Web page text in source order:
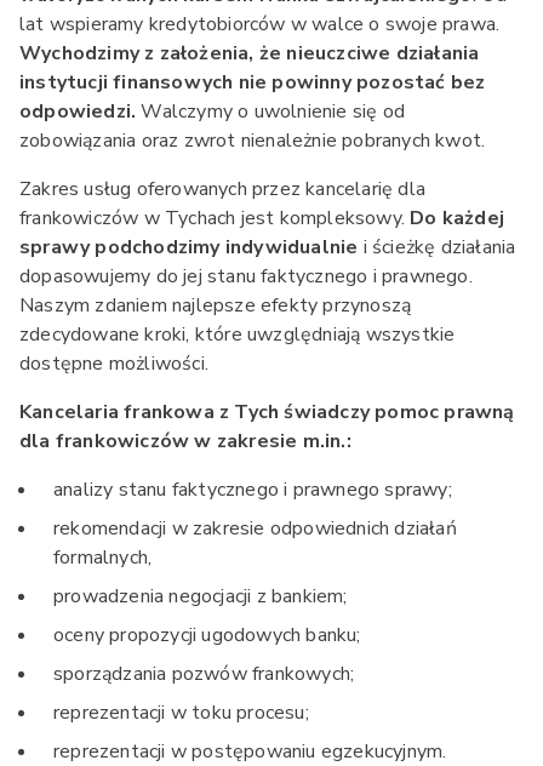
lat wspieramy kredytobiorców w walce o swoje prawa.
Wychodzimy z założenia, że nieuczciwe działania
instytucji finansowych nie powinny pozostać bez
odpowiedzi. Walczymy o uwolnienie się od
zobowiązania oraz zwrot nienależnie pobranych kwot.
Zakres usług oferowanych przez kancelarię dla
frankowiczów w Tychach jest kompleksowy. Do każdej
sprawy podchodzimy indywidualnie i ścieżkę działania
dopasowujemy do jej stanu faktycznego i prawnego.
Naszym zdaniem najlepsze efekty przynoszą
zdecydowane kroki, które uwzględniają wszystkie
dostępne możliwości.
Kancelaria frankowa z Tych świadczy pomoc prawną
dla frankowiczów w zakresie m.in.:
analizy stanu faktycznego i prawnego sprawy;
rekomendacji w zakresie odpowiednich działań
formalnych,
prowadzenia negocjacji z bankiem;
oceny propozycji ugodowych banku;
sporządzania pozwów frankowych;
reprezentacji w toku procesu;
reprezentacji w postępowaniu egzekucyjnym.